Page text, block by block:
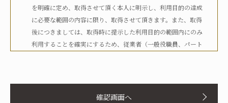
介護認定
認定済み
申請中 区分変更中 不明
を明確に定め、取得させて頂く本人に明示し、利用目的の達成
に必要な範囲の内容に限り、取得させて頂きます。また、取得
後につきましては、取得時に提示した利用目的の範囲内にのみ
利用することを確実にするため、従業者（一般役職員、パート
当社は、個人情報の取扱いに関して、法令、国が定める指針そ
確認画面へ